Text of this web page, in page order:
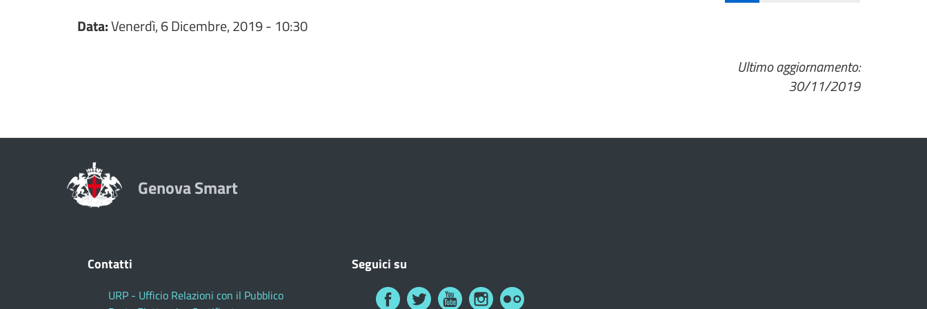
Data:Venerdì, 6 Dicembre, 2019 - 10:30
Ultimo aggiornamento:
30/11/2019
Genova Smart
Contatti
URP - Ufficio Relazioni con il Pubblico
Seguici su